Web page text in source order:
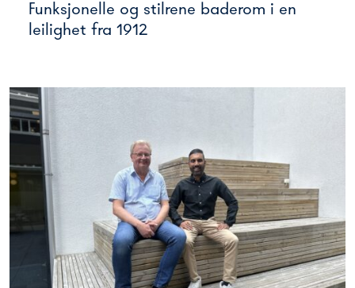
Funksjonelle og stilrene baderom i en
leilighet fra 1912